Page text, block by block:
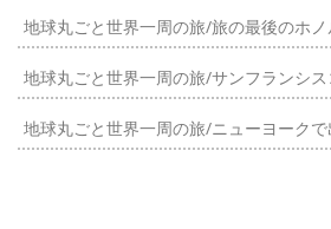
地球丸ごと世界一周の旅/旅の最後のホ
地球丸ごと世界一周の旅/サンフランシス
地球丸ごと世界一周の旅/ニューヨークで